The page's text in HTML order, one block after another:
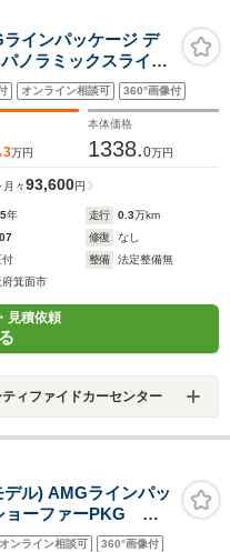
インパッケージ デ
ノラミックスライデ
ージ オフロードエ
サラウンドサウ
プナー メモリー付
オンライン相談可 360°画像付
3万円
本体価格
1338.0万円
月々93,600円
年 走行 0.3万km
修復
なし
付 整備
法定整備無
府箕面市
見積依頼
ィファイドカーセンター
ル) AMGラインパッ
ョーファーPKG 純
ンアンドオフロー
オンライン相談可 360°画像付